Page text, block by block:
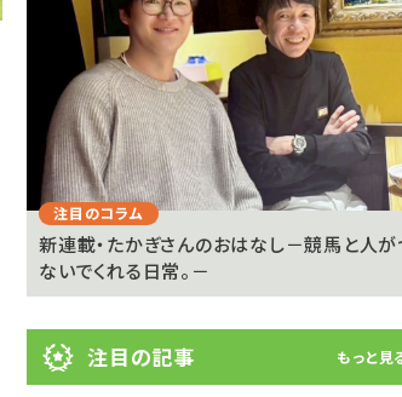
ー
ス
注目のコラム
新連載・たかぎさんのおはなし－競馬と人が
ないでくれる日常。－
注目の記事 もっと見